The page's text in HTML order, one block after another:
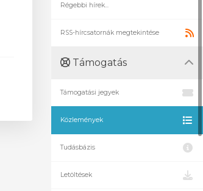
Régebbi hírek...
RSS-hírcsatornák megtekintése
Támogatás
Támogatási jegyek
Közlemények
Tudásbázis
Letöltések